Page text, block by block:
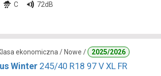
C 72dB
ekonomiczna / Nowe / 2025/2026
Winter 245/40 R18 97 V XL FR